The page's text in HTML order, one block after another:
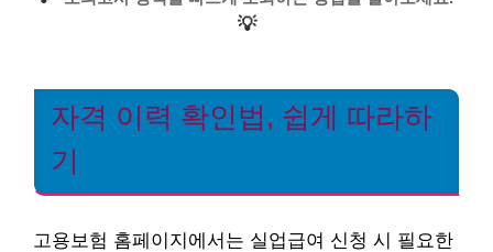
💡
자격 이력 확인법, 쉽게 따라하
기
고용보험 홈페이지에서는 실업급여 신청 시 필요한